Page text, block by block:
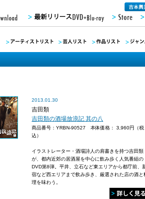
2013.01.30
吉田類
吉田類の酒場放浪記 其の八
商品番号：YRBN-90527 本体価格： 3,960円（税
込）
イラストレーター・酒場詩人の肩書きを持つ吉田類
が、都内近郊の居酒屋を中心に飲み歩く人気番組の
DVD第8弾。平井、立石など東エリアから都庁前、
宿など西エリアまで飲み歩き、厳選された店の酒と
理を味わう。